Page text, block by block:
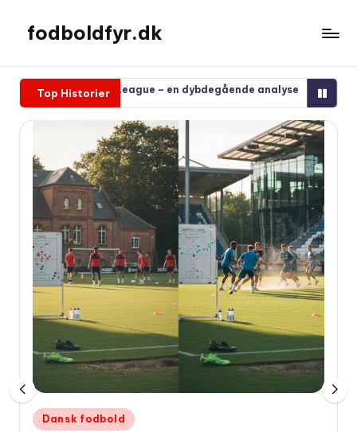
Spring
indhold
fodboldfyr.dk
Top Historier
League – en dybdegående analyse Fra superligaen
februar 15, 2026
Udgivet
Dansk fodbold